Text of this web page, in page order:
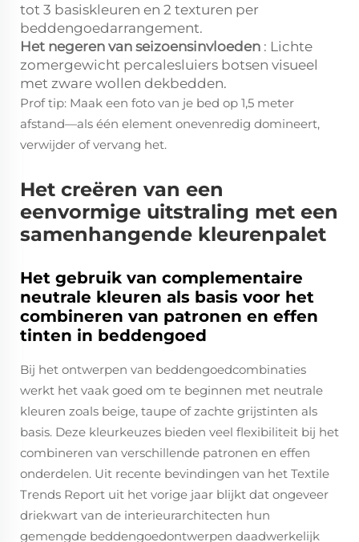
tot 3 basiskleuren en 2 texturen per
beddengoedarrangement.
Het negeren van seizoensinvloeden : Lichte
zomergewicht percalesluiers botsen visueel
met zware wollen dekbedden.
Prof tip: Maak een foto van je bed op 1,5 meter
afstand—als één element onevenredig domineert,
verwijder of vervang het.
Het creëren van een
eenvormige uitstraling met een
samenhangende kleurenpalet
Het gebruik van complementaire
neutrale kleuren als basis voor het
combineren van patronen en effen
tinten in beddengoed
Bij het ontwerpen van beddengoedcombinaties
werkt het vaak goed om te beginnen met neutrale
kleuren zoals beige, taupe of zachte grijstinten als
basis. Deze kleurkeuzes bieden veel flexibiliteit bij het
combineren van verschillende patronen en effen
onderdelen. Uit recente bevindingen van het Textile
Trends Report uit het vorige jaar blijkt dat ongeveer
driekwart van de interieurarchitecten hun
gemengde beddengoedontwerpen daadwerkelijk